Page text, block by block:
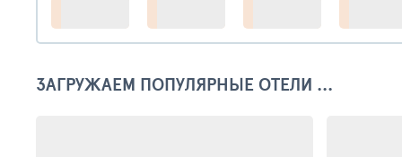
ЗАГРУЖАЕМ ПОПУЛЯРНЫЕ ОТЕЛИ ...